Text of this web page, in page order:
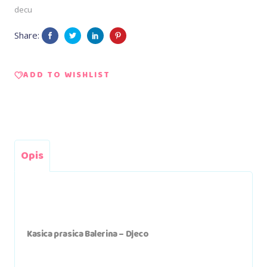
decu
Share:
ADD TO WISHLIST
Opis
Kasica prasica Balerina – Djeco